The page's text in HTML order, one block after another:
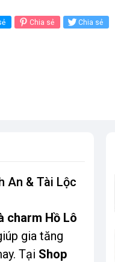
Chia sẻ Chia sẻ
An & Tài Lộc
charm Hồ Lô
gia tăng
Tại Shop